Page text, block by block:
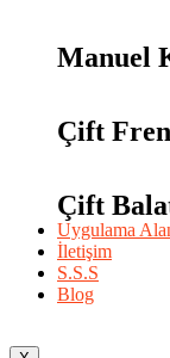
Manuel
Çift
Çift
Uygulama
İletişim
S.S.S
Blog